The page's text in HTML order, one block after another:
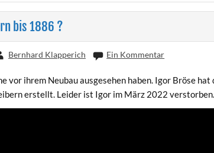
bis 1886 ?
Bernhard Klapperich Ein Kommentar
vor ihrem Neubau ausgesehen haben. Igor Bröse
erstellt. Leider ist Igor im März 2022 verstorben.